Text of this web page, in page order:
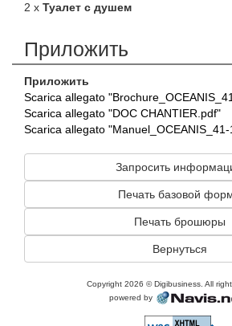
2 x Туалет с душем
Приложить
Приложить
Scarica allegato
Scarica allegato "DOC CHANTIER.pdf"
Scarica allegato
Запросить
Печать базовой
Печать брошюры
Вернуться
Copyright 2026 © Digibusiness. All
powered by